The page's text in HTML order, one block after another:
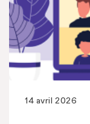
14 avril 2026